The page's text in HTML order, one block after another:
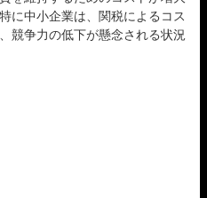
に中小企業は、関税によるコス
競争力の低下が懸念される状況